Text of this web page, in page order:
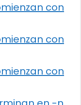
con
con
con